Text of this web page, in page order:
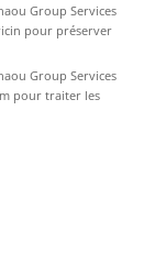
Group Services
pour préserver
Group Services
pour traiter les